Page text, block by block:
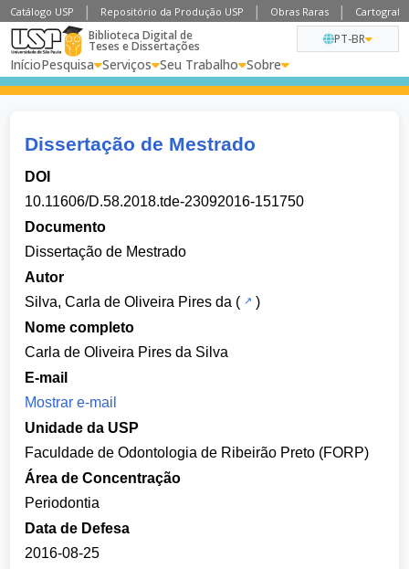
Catálogo USP Repositório da Produção USP Obras Raras
Biblioteca Digital de
Teses e Dissertações
InícioPesquisa Serviços Seu Trabalho Sobre
PT-BR
Dissertação de Mestrado
DOI
10.11606/D.58.2018.tde-23092016-151750
Documento
Dissertação de Mestrado
Autor
Silva, Carla de Oliveira Pires da (
)
Nome completo
Carla de Oliveira Pires da Silva
E-mail
Mostrar e-mail
Unidade da USP
Faculdade de Odontologia de Ribeirão Preto (FORP)
Área de Concentração
Periodontia
Data de Defesa
2016-08-25